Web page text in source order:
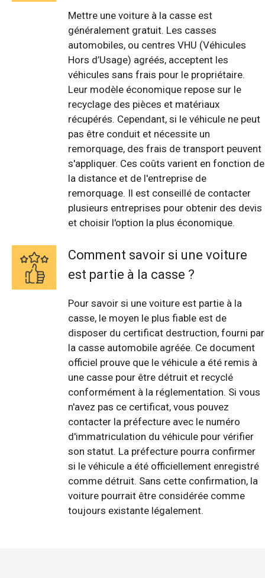
Mettre une voiture à la casse est
généralement gratuit. Les casses
automobiles, ou centres VHU (Véhicules
Hors d’Usage) agréés, acceptent les
véhicules sans frais pour le propriétaire.
Leur modèle économique repose sur le
recyclage des pièces et matériaux
récupérés. Cependant, si le véhicule ne peut
pas être conduit et nécessite un
remorquage, des frais de transport peuvent
s'appliquer. Ces coûts varient en fonction de
la distance et de l'entreprise de
remorquage. Il est conseillé de contacter
plusieurs entreprises pour obtenir des devis
et choisir l'option la plus économique.
Comment savoir si une voiture
est partie à la casse ?
Pour savoir si une voiture est partie à la
casse, le moyen le plus fiable est de
disposer du certificat destruction, fourni par
la casse automobile agréée. Ce document
officiel prouve que le véhicule a été remis à
une casse pour être détruit et recyclé
conformément à la réglementation. Si vous
n'avez pas ce certificat, vous pouvez
contacter la préfecture avec le numéro
d'immatriculation du véhicule pour vérifier
son statut. La préfecture pourra confirmer
si le véhicule a été officiellement enregistré
comme détruit. Sans cette confirmation, la
voiture pourrait être considérée comme
toujours existante légalement.